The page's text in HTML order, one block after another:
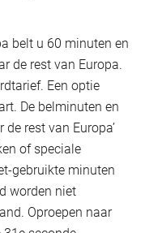
belt u 60 minuten en
de rest van Europa.
Een optie
De belminuten en
de rest van Europa’
of speciale
gebruikte minuten
worden niet
Oproepen naar